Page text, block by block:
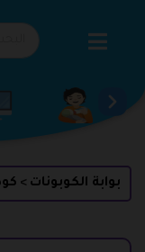
بوابة الكوبونات >